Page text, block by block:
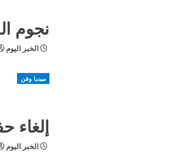
نجوم
الخبر اليوم
ميديا وفن
إلغاء
الخبر اليوم